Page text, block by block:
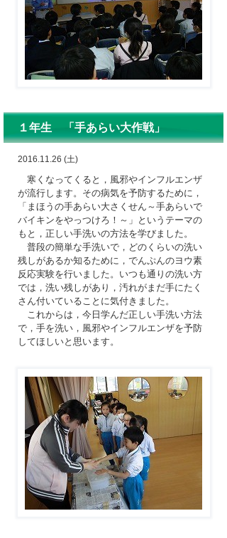
１年生 「手あらい大作戦」
2016.11.26 (土)
寒くなってくると，風邪やインフルエンザ
が流行します。その病気を予防するために，
「まほうの手あらい大さくせん～手あらいで
バイキンをやっつけろ！～」というテーマの
もと，正しい手洗いの方法を学びました。
普段の簡単な手洗いで，どのくらいの洗い
残しがあるか知るために，でんぷんのヨウ素
反応実験を行いました。いつも通りの洗い方
では，洗い残しがあり，汚れがまだ手にたく
さん付いていることに気付きました。
これからは，今日学んだ正しい手洗い方法
で，手を洗い，風邪やインフルエンザを予防
してほしいと思います。